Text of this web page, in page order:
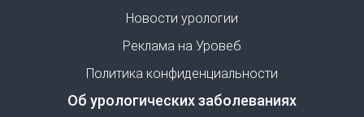
Новости урологии
Реклама на Уровеб
Политика конфиденциальности
Об урологических заболеваниях